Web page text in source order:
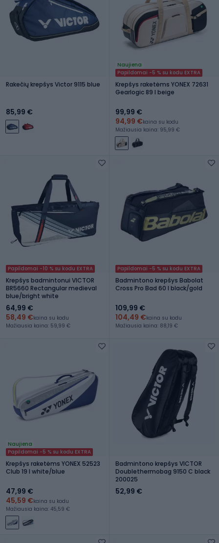
Rakečių krepšys Victor 9115 blue
85,99 €
Naujiena
Papildomai -5 % su kodu EXTRA
Krepšys raketėms YONEX 72631
Gearlogic 89 l beige
99,99 €
94,99 €kaina su kodu
Mažiausia kaina: 95,99 €
Papildomai -10 % su kodu EXTRA
Krepšys badmintonui VICTOR
BR5660 Rectangular medieval
blue/bright white
64,99 €
58,49 €kaina su kodu
Mažiausia kaina: 59,99 €
Papildomai -5 % su kodu EXTRA
Badmintono krepšys Babolat
Cross Pro Bad 60 l black/gold
109,99 €
104,49 €kaina su kodu
Mažiausia kaina: 88,19 €
Naujiena
Papildomai -5 % su kodu EXTRA
Krepšys raketėms YONEX 52523
Club 19 l white/blue
47,99 €
45,59 €kaina su kodu
Mažiausia kaina: 45,59 €
Badmintono krepšys VICTOR
Doublethermobag 9150 C black
200025
52,99 €